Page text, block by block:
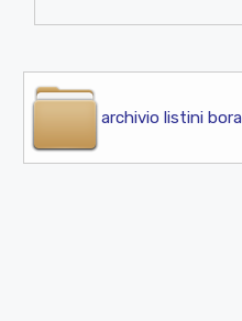
archivio listini bora